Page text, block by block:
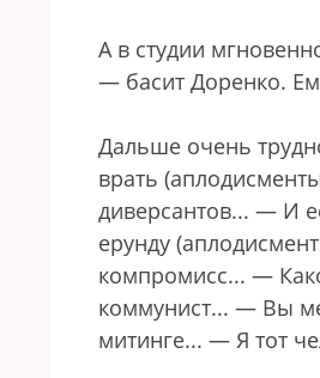
А в студии
— басит Доренко.
Дальше очень
врать
диверсантов... — И
ерунду
компромисс... —
коммунист... — Вы
митинге... — Я тот